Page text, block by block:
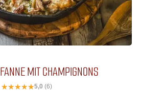
MIT CHAMPIGNONS
5,0 (6)